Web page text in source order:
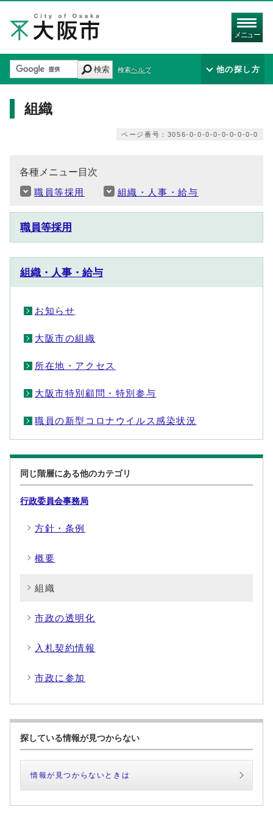
メニュー
検索 検索ヘルプ 他の探し方
組織
ページ番号：3056-0-0-0-0-0-0-0-0-0
各種メニュー目次
職員等採用 組織・人事・給与
職員等採用
組織・人事・給与
お知らせ
大阪市の組織
所在地・アクセス
大阪市特別顧問・特別参与
職員の新型コロナウイルス感染状況
同じ階層にある他のカテゴリ
行政委員会事務局
方針・条例
概要
組織
市政の透明化
入札契約情報
市政に参加
探している情報が見つからない
情報が見つからないときは